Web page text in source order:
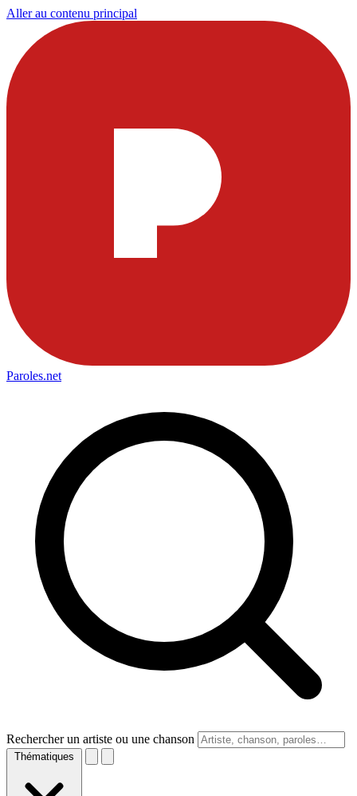
Aller au contenu principal
Paroles.net
Rechercher un artiste ou une chanson
Thématiques